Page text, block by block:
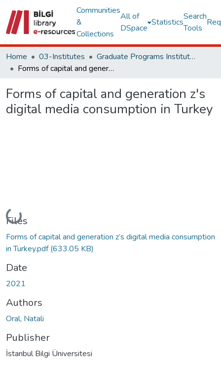
Communities
&
Collections
All of
DSpace
Statistics
Search
Tools
Home 03-Institutes
Graduate Programs Institute Thesis Collection
Forms of capital and generation z's digital media consumption in Turkey
Forms of capital and generation z's
digital media consumption in Turkey
Loading...
Files
Forms of capital and generation z’s digital media consumption
in Turkey.pdf(633.05 KB)
Date
2021
Authors
Oral, Natali
Publisher
İstanbul Bilgi Üniversitesi